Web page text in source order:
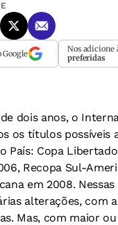
Nos adicione
preferidas
dois anos, o
os títulos possíveis
País: Copa
Recopa Sul-
em 2008.
alterações, com
Mas, com maior